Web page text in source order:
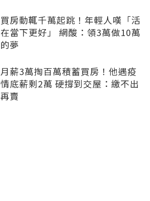
買房動輒千萬起跳！年輕人嘆「活
在當下更好」 網酸：領3萬做10萬
的夢
月薪3萬掏百萬積蓄買房！他遇疫
情底薪剩2萬 硬撐到交屋：繳不出
再賣